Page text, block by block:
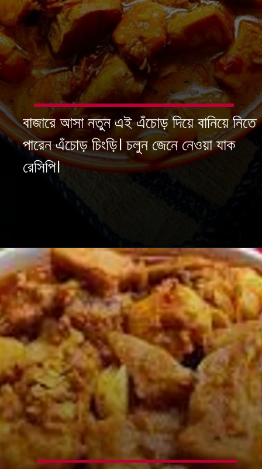
বাজারে আসানতুন এই এঁচোড় দিয়ে বানিয়ে নিতে
পারেন এঁচোড় চিংড়ি। চলুন জেনে নেওয়া যাক
রেসিপি।